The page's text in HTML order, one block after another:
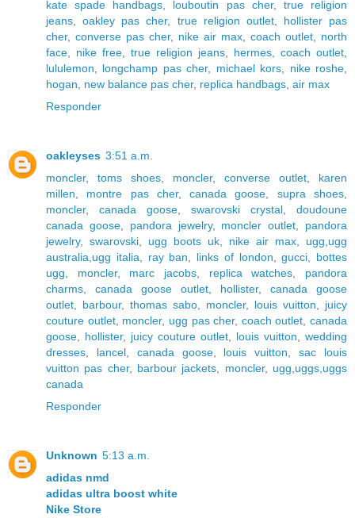
kate spade handbags
louboutin pas cher, true religion
jeans ,oakley pas cher, true religion outlet, hollister pas
cher, converse pas cher, nike air max coach outlet
north
face
nike free true religion jeans hermes coach outlet
lululemon
longchamp pas cher, michael kors nike roshe
hogan
new balance pas cher, replica handbags air max
Responder
oakleyses 3:51 a.m.
moncler, toms shoes moncler, converse outlet
karen
millen
montre pas cher,canada goose supra shoes
moncler, canada goose swarovski crystal
doudoune
canada goose, pandora jewelry, moncler outlet
pandora
jewelry, swarovski ugg boots uk nike air max
ugg,ugg
australia,ugg italia
ray ban links of london ,gucci
bottes
ugg
moncler, marc jacobs replica watches
pandora
charms
canada goose outlet hollister, canada goose
outlet
barbour, thomas sabo moncler, louis vuitton
juicy
couture outlet, moncler, ugg pas cher, coach outlet canada
goose
hollister, juicy couture outlet louis vuitton
wedding
dresses
lancel, canada goose, louis vuitton ,sac louis
vuitton pas cher, barbour jackets moncler, ugg,uggs,uggs
canada
Responder
Unknown 5:13 a.m.
adidas nmd
adidas ultra boost white
Nike Store